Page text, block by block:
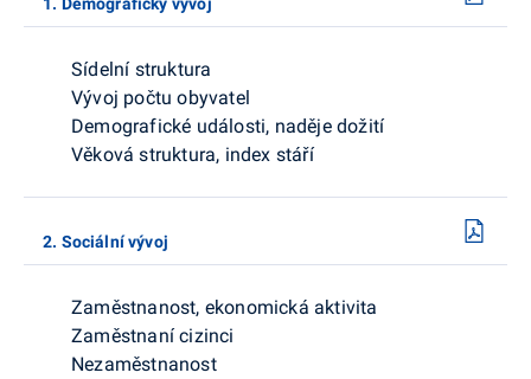
Sídelní struktura
Vývoj počtu obyvatel
Demografické události, naděje dožití
Věková struktura, index stáří
2. Sociální vývoj
Zaměstnanost, ekonomická aktivita
Zaměstnaní cizinci
Nezaměstnanost